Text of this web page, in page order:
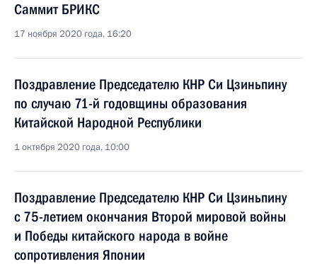
Саммит БРИКС
17 ноября 2020 года, 16:20
Поздравление Председателю КНР Си Цзиньпину
по случаю 71-й годовщины образования
Китайской Народной Республики
1 октября 2020 года, 10:00
Поздравление Председателю КНР Си Цзиньпину
с 75-летием окончания Второй мировой войны
и Победы китайского народа в войне
сопротивления Японии